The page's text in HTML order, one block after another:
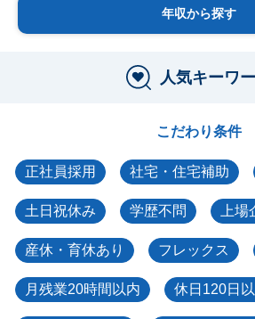
年収から探す
人気キーワ
こだわり条件
正社員採用 社宅・住宅補助
土日祝休み 学歴不問 上場
産休・育休あり フレックス
月残業20時間以内 休日120日